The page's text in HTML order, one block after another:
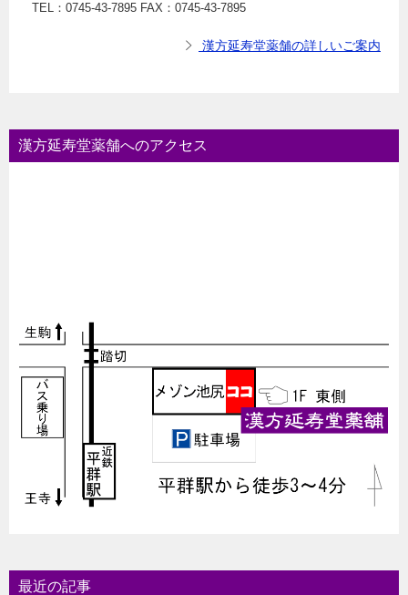
TEL：0745-43-7895 FAX：0745-43-7895
漢方延寿堂薬舗の詳しいご案内
漢方延寿堂薬舗へのアクセス
最近の記事